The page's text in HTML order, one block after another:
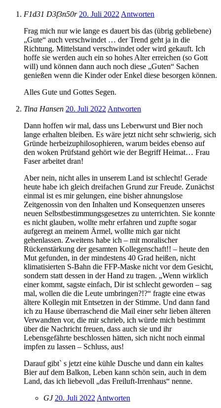
F1d31 D3f3n50r 20. Juli 2022 Antworten
Frag mich nur wie lange es dauert bis das (übrig gebliebene)
„Gute“ auch verschwindet … der Trend geht ja in die
Richtung. Mittelstand verschwindet oder wird gekauft. Ich
hoffe sie werden auch ein so hohes Alter erreichen (so Gott
will) und können dann auch noch diese „Guten“ Sachen
genießen wenn die Kinder oder Enkel diese besorgen können.
Alles Gute und Gottes Segen.
Tina Hansen 20. Juli 2022 Antworten
Dann hoffen wir mal, dass uns Leberwurst und Bier noch
lange erhalten bleiben. Es wäre jetzt nicht sehr schwierig, sich
Gründe herbeizuphilosophieren, warum beides ebenso auf
den woken Prüfstand gehört wie der Begriff Heimat… Frau
Faser arbeitet dran!
Aber nein, nicht alles in unserem Land ist schlecht! Gerade
heute habe ich gleich dreifachen Grund zur Freude. Zunächst
einmal ist es mir gelungen, eine bisher ahnungslose
Zeitgenossin von den Inhalten und Konsequenzen unseres
neuen Selbstbestimmungsgesetzes zu unterrichten. Sie konnte
es nicht glauben, wollte mehr erfahren und zupfte sogar
aufgeregt an meinem Ärmel, wollte mich gar nicht
gehenlassen. Zweitens habe ich – mit moralischer
Rückenstärkung der gesamten Kollegenschaft!! – heute den
Mut gefunden, in der mindestens 40 Grad heißen, nicht
klimatisierten S-Bahn die FFP-Maske nicht vor dem Gesicht,
sondern statt dessen in der Hand zu tragen. „Wenn wirklich
einer kommt, sagste einfach, Dir ist schlecht geworden – sag
mal, wollen die die Leute umbringen?!?“ fragte eine etwas
ältere Kollegin mit Entsetzen in der Stimme. Und dann fand
ich zu Hause überraschend die Mail einer sehr lieben älteren
Verwandten vor, die mir schrieb, ich würde mich bestimmt
über die Nachricht freuen, dass auch sie und ihr
Lebensgefährte beschlossen hätten, sich nicht noch einmal
impfen zu lassen – Schluss, aus!
Darauf gibt` s jetzt eine kühle Dusche und dann ein kaltes
Bier auf dem Balkon, Leben kann schön sein, auch in dem
Land, das ich liebevoll „das Freiluft-Irrenhaus“ nenne.
GJ 20. Juli 2022 Antworten